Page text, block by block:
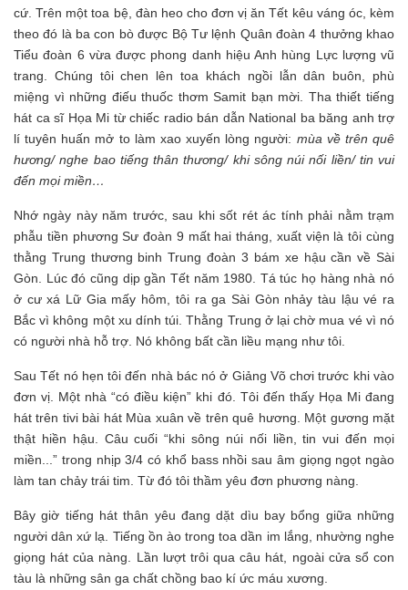
cứ. Trên một toa bệ, đàn heo cho đơn vị ăn Tết kêu váng óc, kèm
theo đó là ba con bò được Bộ Tư lệnh Quân đoàn 4 thưởng khao
Tiểu đoàn 6 vừa được phong danh hiệu Anh hùng Lực lượng vũ
trang. Chúng tôi chen lên toa khách ngồi lẫn dân buôn, phù
miệng vì những điếu thuốc thơm Samit bạn mời. Tha thiết tiếng
hát ca sĩ Họa Mi từ chiếc radio bán dẫn National ba băng anh trợ
lí tuyên huấn mở to làm xao xuyến lòng người: mùa về trên quê
hương/ nghe bao tiếng thân thương/ khi sông núi nối liền/ tin vui
đến mọi miền…
Nhớ ngày này năm trước, sau khi sốt rét ác tính phải nằm trạm
phẫu tiền phương Sư đoàn 9 mất hai tháng, xuất viện là tôi cùng
thằng Trung thương binh Trung đoàn 3 bám xe hậu cần về Sài
Gòn. Lúc đó cũng dịp gần Tết năm 1980. Tá túc họ hàng nhà nó
ở cư xá Lữ Gia mấy hôm, tôi ra ga Sài Gòn nhảy tàu lậu vé ra
Bắc vì không một xu dính túi. Thằng Trung ở lại chờ mua vé vì nó
có người nhà hỗ trợ. Nó không bất cần liều mạng như tôi.
Sau Tết nó hẹn tôi đến nhà bác nó ở Giảng Võ chơi trước khi vào
đơn vị. Một nhà “có điều kiện” khi đó. Tôi đến thấy Họa Mi đang
hát trên tivi bài hát Mùa xuân về trên quê hương. Một gương mặt
thật hiền hậu. Câu cuối “khi sông núi nối liền, tin vui đến mọi
miền...” trong nhịp 3/4 có khổ bass nhồi sau âm giọng ngọt ngào
làm tan chảy trái tim. Từ đó tôi thầm yêu đơn phương nàng.
Bây giờ tiếng hát thân yêu đang dặt dìu bay bổng giữa những
người dân xứ lạ. Tiếng ồn ào trong toa dần im lắng, nhường nghe
giọng hát của nàng. Lần lượt trôi qua câu hát, ngoài cửa sổ con
tàu là những sân ga chất chồng bao kí ức máu xương.